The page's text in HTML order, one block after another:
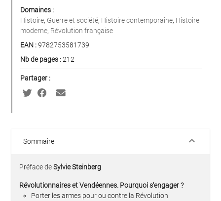
Domaines :
Histoire, Guerre et société, Histoire contemporaine, Histoire
moderne, Révolution française
EAN :9782753581739
Nb de pages :212
Partager :
Sommaire keyboard_arrow_down
Préface deSylvie Steinberg
Révolutionnaires et Vendéennes. Pourquoi s'engager ?
Porter les armes pour ou contre la Révolution